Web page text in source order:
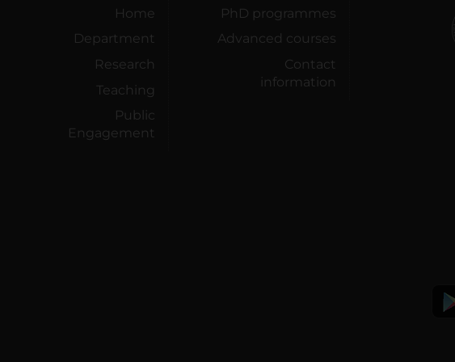
Home
Department
Research
Teaching
Public
Engagement
PhD programmes
Advanced courses
Contact
information